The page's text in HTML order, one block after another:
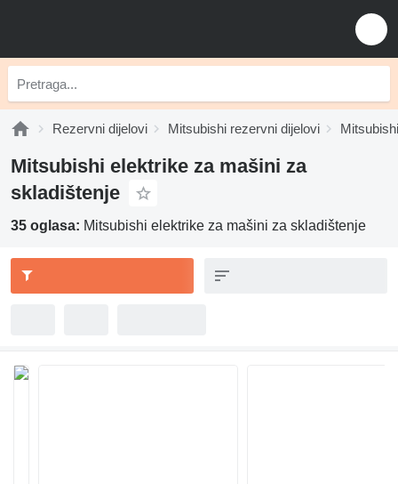
Rezervni dijelovi Mitsubishi rezervni dijelovi
Mitsubishi elektrike za mašini za
skladištenje
35 oglasa: Mitsubishi elektrike za mašini za skladištenje